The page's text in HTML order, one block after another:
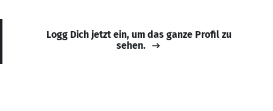
Logg Dich jetzt ein, um das ganze Profil zu
sehen.